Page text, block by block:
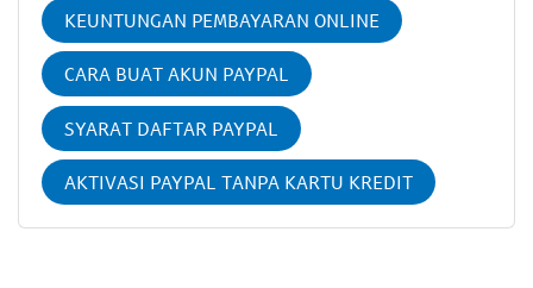
KEUNTUNGAN PEMBAYARAN ONLINE
CARA BUAT AKUN PAYPAL
SYARAT DAFTAR PAYPAL
AKTIVASI PAYPAL TANPA KARTU KREDIT